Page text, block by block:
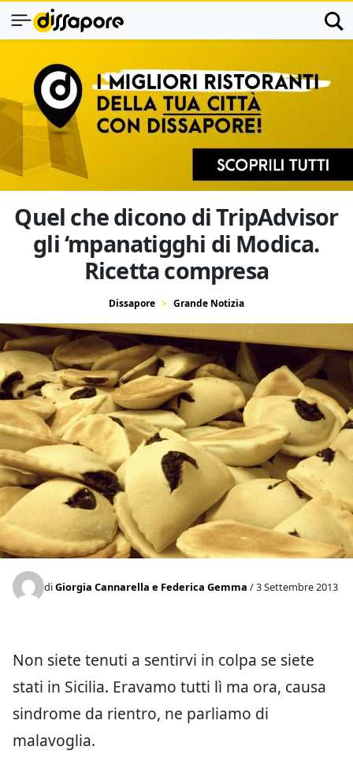
Quel che dicono di TripAdvisor
gli ‘mpanatigghi di Modica.
Ricetta compresa
Dissapore Grande Notizia
diGiorgia Cannarella e Federica Gemma / 3 Settembre 2013
Non siete tenuti a sentirvi in colpa se siete
stati in Sicilia. Eravamo tutti lì ma ora, causa
sindrome da rientro, ne parliamo di
malavoglia.